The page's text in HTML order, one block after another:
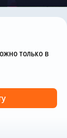
только в